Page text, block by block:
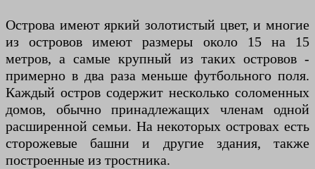
Острова имеют яркий золотистый цвет, и многие
из островов имеют размеры около 15 на 15
метров, а самые крупный из таких островов -
примерно в два раза меньше футбольного поля.
Каждый остров содержит несколько соломенных
домов, обычно принадлежащих членам одной
расширенной семьи. На некоторых островах есть
сторожевые башни и другие здания, также
построенные из тростника.